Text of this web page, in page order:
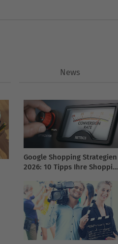
News
Google Shopping Strategien
2026: 10 Tipps Ihre Shopping